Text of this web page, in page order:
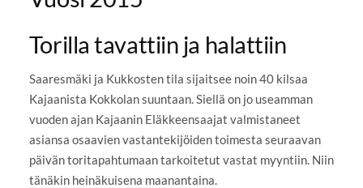
Torilla tavattiin ja halattiin
Saaresmäki ja Kukkosten tila sijaitsee noin 40 kilsaa
Kajaanista Kokkolan suuntaan. Siellä on jo useamman
vuoden ajan Kajaanin Eläkkeensaajat valmistaneet
asiansa osaavien vastantekijöiden toimesta seuraavan
päivän toritapahtumaan tarkoitetut vastat myyntiin. Niin
tänäkin heinäkuisena maanantaina.